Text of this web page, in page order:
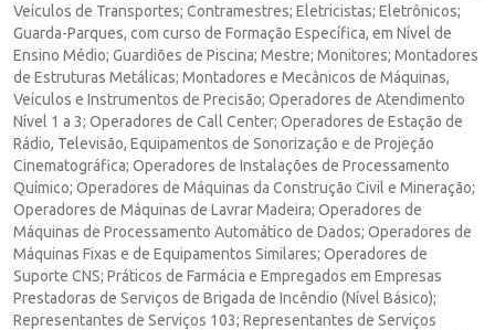
Veículos de Transportes; Contramestres; Eletricistas; Eletrônicos;
Guarda-Parques, com curso de Formação Específica, em Nível de
Ensino Médio; Guardiões de Piscina; Mestre; Monitores; Montadores
de Estruturas Metálicas; Montadores e Mecânicos de Máquinas,
Veículos e Instrumentos de Precisão; Operadores de Atendimento
Nível 1 a 3; Operadores de Call Center; Operadores de Estação de
Rádio, Televisão, Equipamentos de Sonorização e de Projeção
Cinematográfica; Operadores de Instalações de Processamento
Químico; Operadores de Máquinas da Construção Civil e Mineração;
Operadores de Máquinas de Lavrar Madeira; Operadores de
Máquinas de Processamento Automático de Dados; Operadores de
Máquinas Fixas e de Equipamentos Similares; Operadores de
Suporte CNS; Práticos de Farmácia e Empregados em Empresas
Prestadoras de Serviços de Brigada de Incêndio (Nível Básico);
Representantes de Serviços 103; Representantes de Serviços